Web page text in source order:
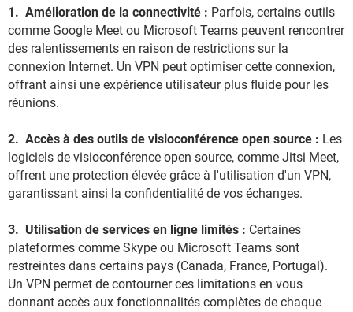
1. Amélioration de la connectivité : Parfois, certains outils
comme Google Meet ou Microsoft Teams peuvent rencontrer
des ralentissements en raison de restrictions sur la
connexion Internet. Un VPN peut optimiser cette connexion,
offrant ainsi une expérience utilisateur plus fluide pour les
réunions.
2. Accès à des outils de visioconférence open source : Les
logiciels de visioconférence open source, comme Jitsi Meet,
offrent une protection élevée grâce à l'utilisation d'un VPN,
garantissant ainsi la confidentialité de vos échanges.
3. Utilisation de services en ligne limités : Certaines
plateformes comme Skype ou Microsoft Teams sont
restreintes dans certains pays (Canada, France, Portugal).
Un VPN permet de contourner ces limitations en vous
donnant accès aux fonctionnalités complètes de chaque